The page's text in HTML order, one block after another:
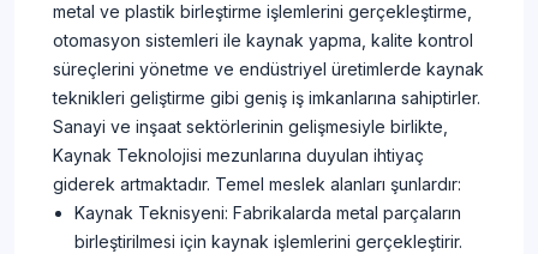
metal ve plastik birleştirme işlemlerini gerçekleştirme,
otomasyon sistemleri ile kaynak yapma, kalite kontrol
süreçlerini yönetme ve endüstriyel üretimlerde kaynak
teknikleri geliştirme gibi geniş iş imkanlarına sahiptirler.
Sanayi ve inşaat sektörlerinin gelişmesiyle birlikte,
Kaynak Teknolojisi mezunlarına duyulan ihtiyaç
giderek artmaktadır. Temel meslek alanları şunlardır:
Kaynak Teknisyeni: Fabrikalarda metal parçaların
birleştirilmesi için kaynak işlemlerini gerçekleştirir.